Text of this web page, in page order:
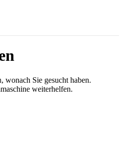
Sie gesucht haben.
weiterhelfen.